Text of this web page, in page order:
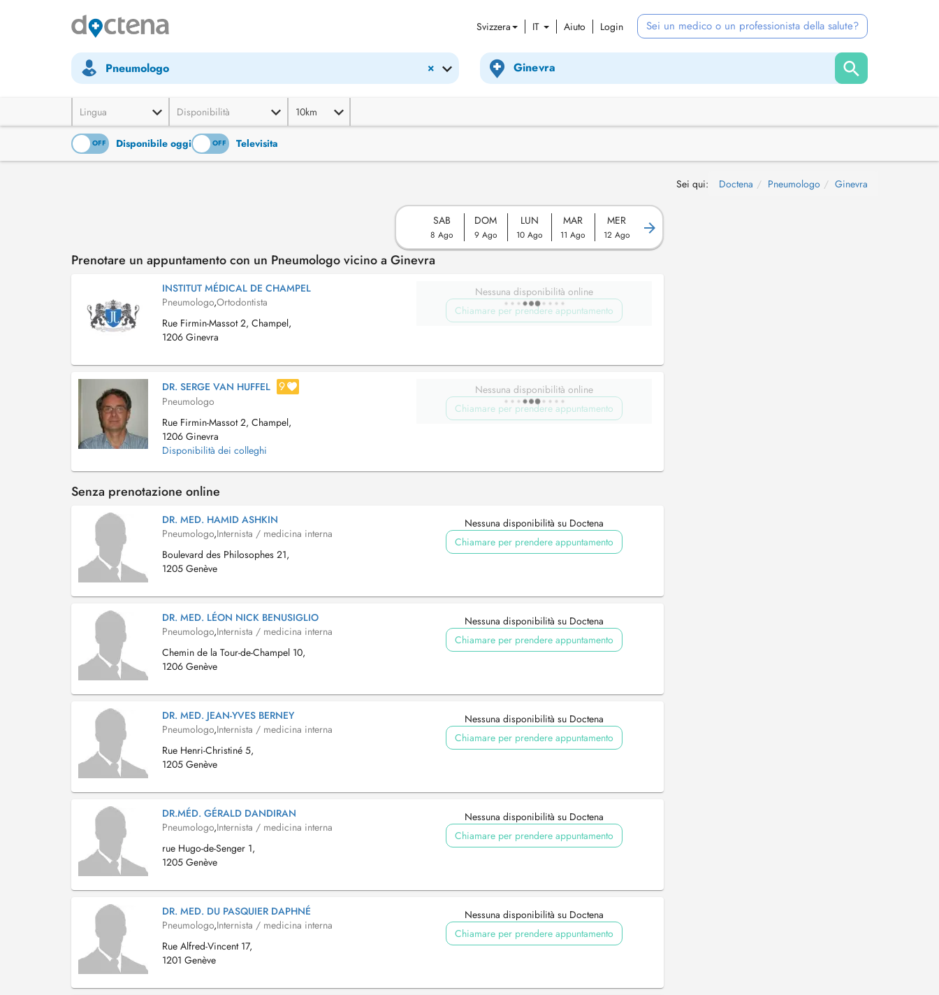
Svizzera IT Aiuto Login Sei un medico o un professionista della salute?
×
Pneumologo
Lingua Disponibilità 10km
OFF Disponibile oggi
ON OFF Televisita
Sei qui: Doctena Pneumologo Ginevra
SAB
8 Ago
DOM
9 Ago
LUN
10 Ago
MAR
11 Ago
MER
12 Ago
Prenotare un appuntamento con un Pneumologo vicino a Ginevra
INSTITUT MÉDICAL DE CHAMPEL
Pneumologo,Ortodontista
Rue Firmin-Massot 2, Champel,
1206 Ginevra
Nessuna disponibilità online
Chiamare per prendere appuntamento
DR. SERGE VAN HUFFEL 9
Pneumologo
Rue Firmin-Massot 2, Champel,
1206 Ginevra
Disponibilità dei colleghi
Nessuna disponibilità online
Chiamare per prendere appuntamento
Senza prenotazione online
DR. MED. HAMID ASHKIN
Pneumologo,Internista / medicina interna
Boulevard des Philosophes 21,
1205 Genève
Nessuna disponibilità su Doctena
Chiamare per prendere appuntamento
DR. MED. LÉON NICK BENUSIGLIO
Pneumologo,Internista / medicina interna
Chemin de la Tour-de-Champel 10,
1206 Genève
Nessuna disponibilità su Doctena
Chiamare per prendere appuntamento
DR. MED. JEAN-YVES BERNEY
Pneumologo,Internista / medicina interna
Rue Henri-Christiné 5,
1205 Genève
Nessuna disponibilità su Doctena
Chiamare per prendere appuntamento
DR.MÉD. GÉRALD DANDIRAN
Pneumologo,Internista / medicina interna
rue Hugo-de-Senger 1,
1205 Genève
Nessuna disponibilità su Doctena
Chiamare per prendere appuntamento
DR. MED. DU PASQUIER DAPHNÉ
Pneumologo,Internista / medicina interna
Rue Alfred-Vincent 17,
1201 Genève
Nessuna disponibilità su Doctena
Chiamare per prendere appuntamento